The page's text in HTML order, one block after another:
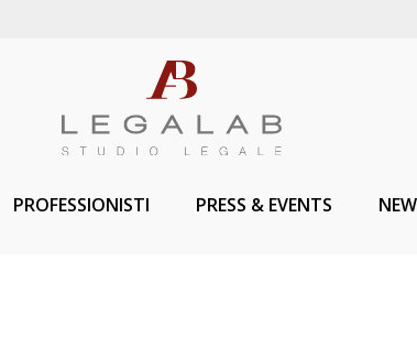
PROFESSIONISTI PRESS & EVENTS